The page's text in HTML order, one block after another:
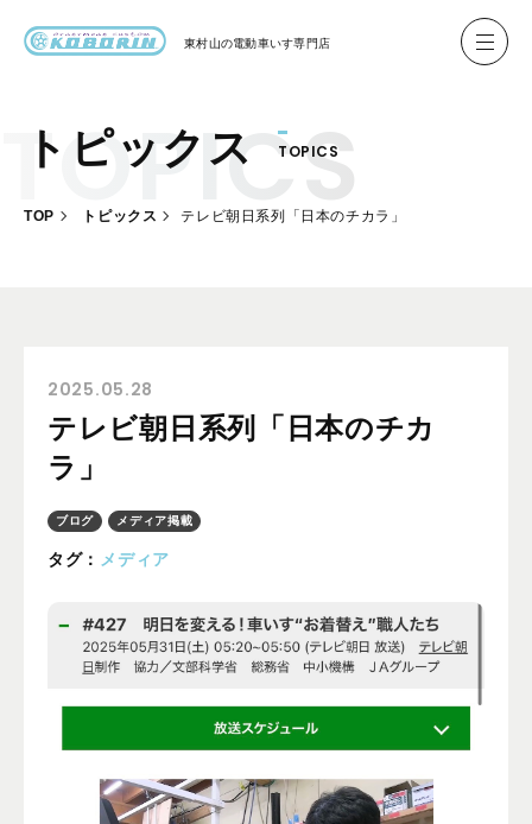
東村山の電動車いす専門店
ハイネル Hineru
ブリッジ BRIDGE TR
プライバシーポリシー
ニュース
ブログ
ユーザーコラム
トピックス TOPICS
TOP トピックス テレビ朝日系列「日本のチカラ」
2025.05.28
テレビ朝日系列「日本のチカ
ラ」
ブログ メディア掲載
タグ： メディア